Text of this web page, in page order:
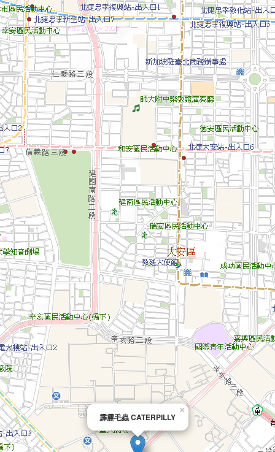
霹靂毛蟲 CATERPILLY
×